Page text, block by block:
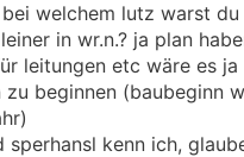
welchem lutz warst du
in wr.n.? ja plan
leitungen etc wäre es ja
beginnen (baubeginn
sperhansl kenn ich,